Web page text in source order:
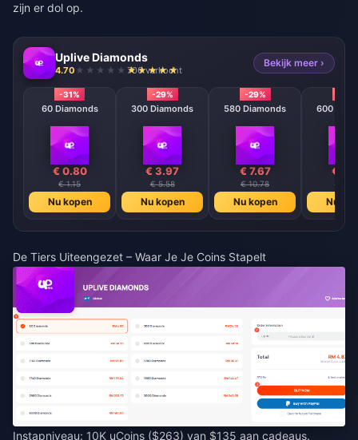
zijn er dol op.
Uplive Diamonds
4.70 706 verkocht
Bekijk meer ›
-31%
60 Diamonds
€ 0.80
€ 1.15
Nu kopen
-29%
300 Diamonds
€ 3.97
€ 5.58
Nu kopen
-29%
580 Diamonds
€ 7.67
€ 10.78
Nu kopen
600
€
€
Nu
De Tiers Uiteengezet – Waar Je Je Coins Stapelt
Instapniveau: 10K uCoins ($263) van $135 aan cadeaus.